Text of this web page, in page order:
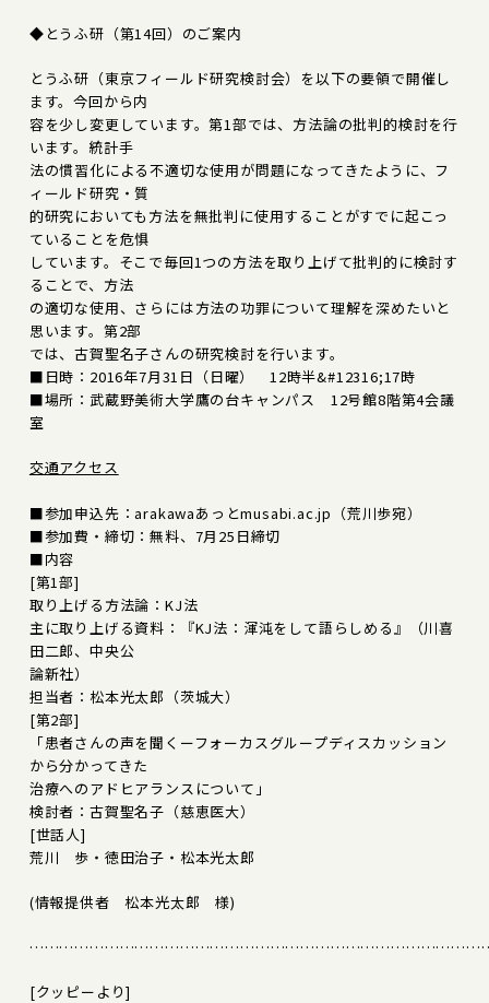
◆とうふ研（第14回）のご案内
とうふ研（東京フィールド研究検討会）を以下の要領で開催し
ます。今回から内
容を少し変更しています。第1部では、方法論の批判的検討を行
います。統計手
法の慣習化による不適切な使用が問題になってきたように、フ
ィールド研究・質
的研究においても方法を無批判に使用することがすでに起こっ
ていることを危惧
しています。そこで毎回1つの方法を取り上げて批判的に検討す
ることで、方法
の適切な使用、さらには方法の功罪について理解を深めたいと
思います。第2部
では、古賀聖名子さんの研究検討を行います。
■日時：2016年7月31日（日曜） 12時半&#12316;17時
■場所：武蔵野美術大学鷹の台キャンパス 12号館8階第4会議
室
交通アクセス
■参加申込先：arakawaあっとmusabi.ac.jp（荒川歩宛）
■参加費・締切：無料、7月25日締切
■内容
[第1部]
取り上げる方法論：KJ法
主に取り上げる資料：『KJ法：渾沌をして語らしめる』（川喜
田二郎、中央公
論新社）
担当者：松本光太郎（茨城大）
[第2部]
「患者さんの声を聞くーフォーカスグループディスカッション
から分かってきた
治療へのアドヒアランスについて」
検討者：古賀聖名子（慈恵医大）
[世話人]
荒川 歩・徳田治子・松本光太郎
(情報提供者 松本光太郎 様)
[クッピーより]